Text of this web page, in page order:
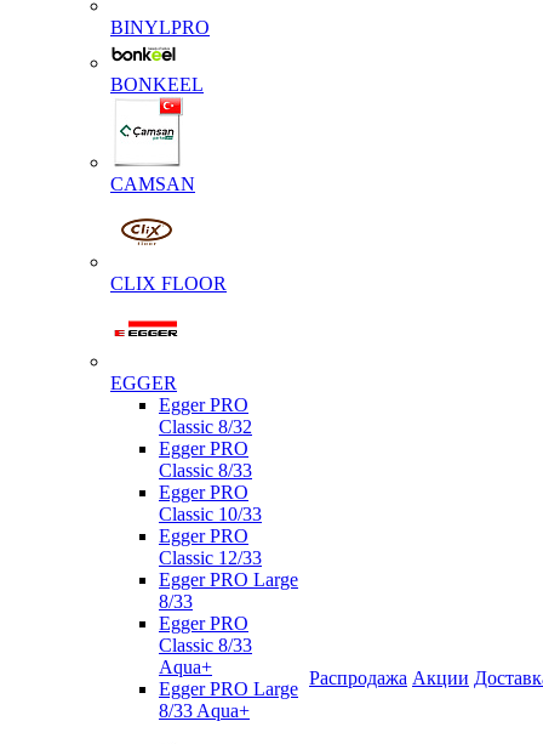
BINYLPRO
BONKEEL
CAMSAN
CLIX FLOOR
EGGER
Egger PRO
Classic 8/32
Egger PRO
Classic 8/33
Egger PRO
Classic 10/33
Egger PRO
Classic 12/33
Egger PRO Large
8/33
Egger PRO
Classic 8/33
Aqua+
Egger PRO Large
8/33 Aqua+
Распродажа Акции